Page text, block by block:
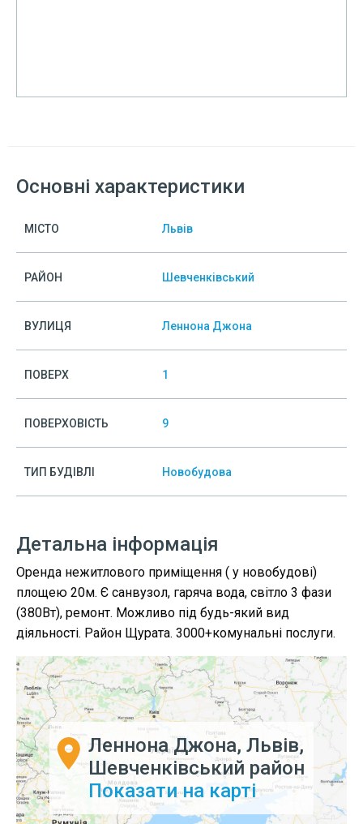
Основні характеристики
МІСТО Львів
РАЙОН Шевченківський
ВУЛИЦЯ Леннона Джона
ПОВЕРХ 1
ПОВЕРХОВІСТЬ 9
ТИП БУДІВЛІ Новобудова
Детальна інформація
Оренда нежитлового приміщення ( у новобудові)
площею 20м. Є санвузол, гаряча вода, світло 3 фази
(380Вт), ремонт. Можливо під будь-який вид
діяльності. Район Щурата. 3000+комунальні послуги.
Леннона Джона, Львів,
Шевченківський район
Показати на карті